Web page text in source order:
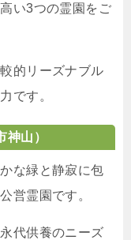
い3つの霊園をご
的リーズナブル
です。
山）
な緑と静寂に包
営霊園です。
代供養のニーズ